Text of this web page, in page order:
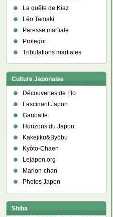
La quête de Kiaz
Léo Tamaki
Paresse martiale
Protegor
Tribulations martiales
Culture Japonaise
Découvertes de Flo
Fascinant Japon
Ganbatte
Horizons du Japon
Kakejiku&Byōbu
Kyôto-Chaen
Lejapon.org
Marion-chan
Photos Japon
Shiba